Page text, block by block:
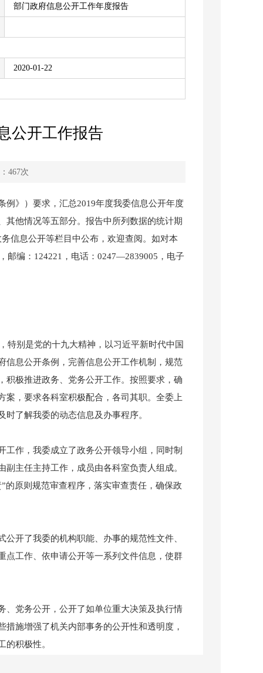
部门政府信息公开工作年度报告
2020-01-22
公开工作报告
467次
》）要求，汇总2019年度我委信息公开年度
其他情况等五部分。报告中所列数据的统计期
信息公开等栏目中公布，欢迎查阅。如对本
邮编：124221，电话：0247—2839005，电子
别是党的十九大精神，以习近平新时代中国
信息公开条例，完善信息公开工作机制，规范
积极推进政务、党务公开工作。按照要求，确
案，要求各科室积极配合，各司其职。全委上
了解我委的动态信息及办事程序。
作，我委成立了政务公开领导小组，同时制
主任主持工作，成员由各科室负责人组成。
的原则规范审查程序，落实审查责任，确保政
开了我委的机构职能、办事的规范性文件、
点工作、依申请公开等一系列文件信息，使群
党务公开，公开了如单位重大决策及执行情
施增强了机关内部事务的公开性和透明度，
的积极性。